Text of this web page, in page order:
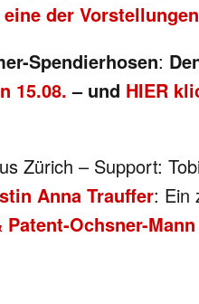
der
Spendierhosen:
15.08. – und HIER
Zürich – Support:
Anna Trauffer: Ein
Patent-Ochsner-